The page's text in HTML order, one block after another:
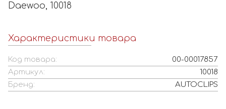
Daewoo, 10018
Характеристики товара
Код товара:
00-00017857
Артикул:
10018
Бренд:
AUTOCLIPS